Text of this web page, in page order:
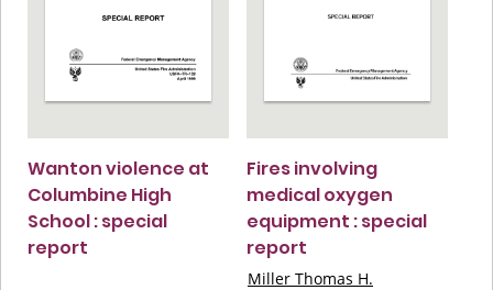
Wanton violence at
Columbine High
School : special
report
Fires involving
medical oxygen
equipment : special
report
Miller Thomas H.